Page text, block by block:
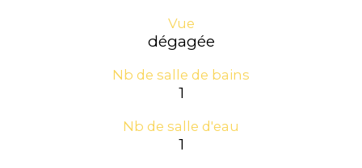
Vue
dégagée
Nb de salle de bains
1
Nb de salle d'eau
1